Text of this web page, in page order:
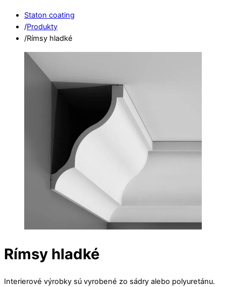
Staton coating
/Produkty
/Rímsy hladké
Rímsy hladké
Interierové výrobky sú vyrobené zo sádry alebo polyuretánu.